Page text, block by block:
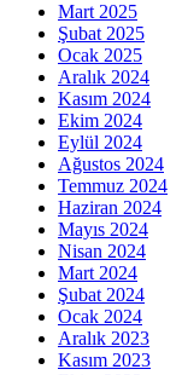
Mart 2025
Şubat 2025
Ocak 2025
Aralık 2024
Kasım 2024
Ekim 2024
Eylül 2024
Ağustos 2024
Temmuz 2024
Haziran 2024
Mayıs 2024
Nisan 2024
Mart 2024
Şubat 2024
Ocak 2024
Aralık 2023
Kasım 2023